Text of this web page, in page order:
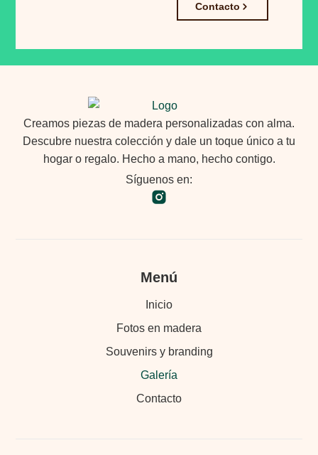
Contacto
Creamos piezas de madera personalizadas con alma.
Descubre nuestra colección y dale un toque único a tu
hogar o regalo. Hecho a mano, hecho contigo.
Síguenos en:
Menú
Inicio
Fotos en madera
Souvenirs y branding
Galería
Contacto